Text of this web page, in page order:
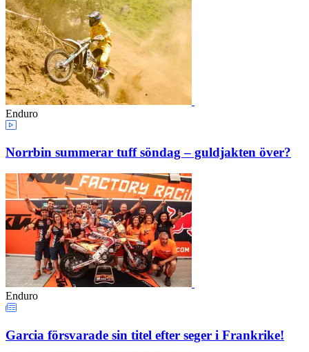
Enduro
Norrbin summerar tuff söndag – guldjakten över?
Enduro
Garcia försvarade sin titel efter seger i Frankrike!